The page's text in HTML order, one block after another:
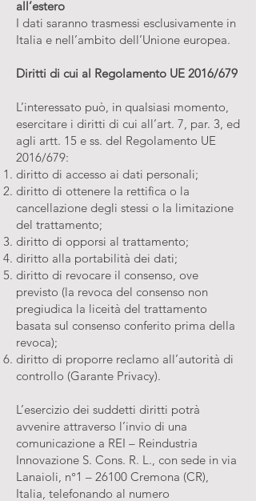
all’estero
I dati saranno trasmessi esclusivamente in
Italia e nell’ambito dell’Unione europea.
Diritti di cui al Regolamento UE 2016/679
L’interessato può, in qualsiasi momento,
esercitare i diritti di cui all’art. 7, par. 3, ed
agli artt. 15 e ss. del Regolamento UE
2016/679:
diritto di accesso ai dati personali;
diritto di ottenere la rettifica o la
cancellazione degli stessi o la limitazione
del trattamento;
diritto di opporsi al trattamento;
diritto alla portabilità dei dati;
diritto di revocare il consenso, ove
previsto (la revoca del consenso non
pregiudica la liceità del trattamento
basata sul consenso conferito prima della
revoca);
diritto di proporre reclamo all’autorità di
controllo (Garante Privacy).
L’esercizio dei suddetti diritti potrà
avvenire attraverso l’invio di una
comunicazione a REI – Reindustria
Innovazione S. Cons. R. L., con sede in via
Lanaioli, n°1 – 26100 Cremona (CR),
Italia, telefonando al numero